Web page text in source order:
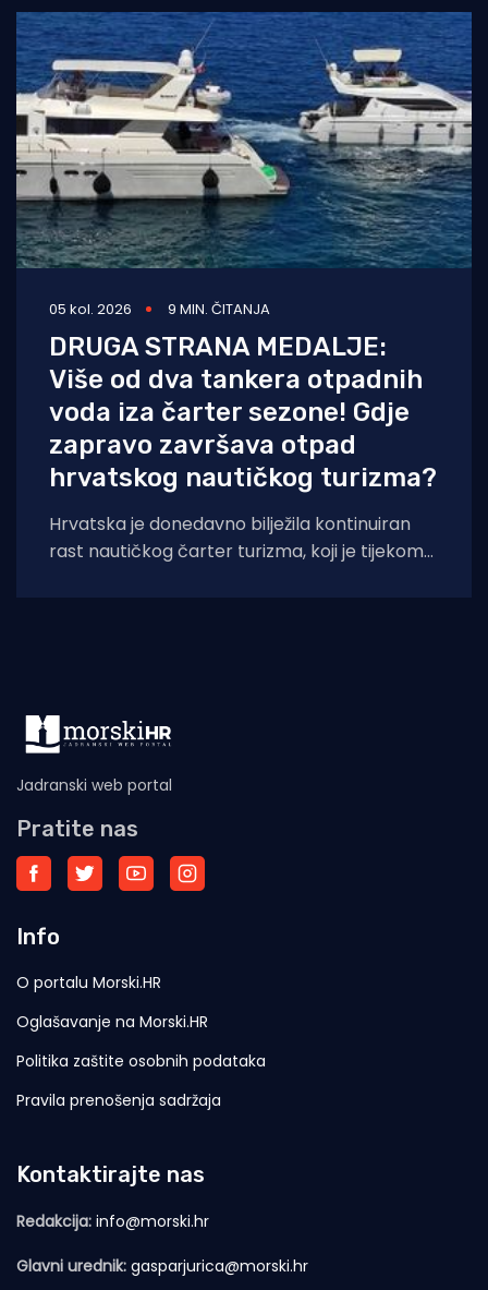
05 kol. 2026 9 MIN. ČITANJA
DRUGA STRANA MEDALJE:
Više od dva tankera otpadnih
voda iza čarter sezone! Gdje
zapravo završava otpad
hrvatskog nautičkog turizma?
Hrvatska je donedavno bilježila kontinuiran
rast nautičkog čarter turizma, koji je tijekom
Jadranski web portal
Pratite nas
Info
O portalu Morski.HR
Oglašavanje na Morski.HR
Politika zaštite osobnih podataka
Pravila prenošenja sadržaja
Kontaktirajte nas
Redakcija: info@morski.hr
Glavni urednik: gasparjurica@morski.hr